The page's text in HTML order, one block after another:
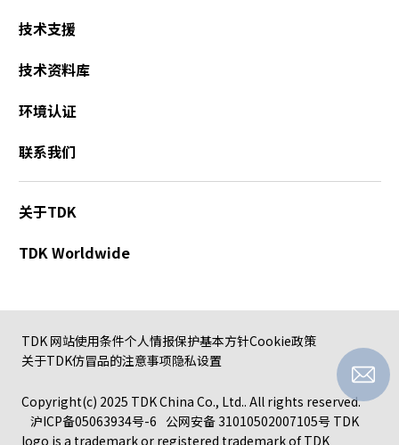
技术支援
技术资料库
环境认证
联系我们
关于TDK
TDK Worldwide
TDK 网站使用条件个人情报保护基本方针Cookie政策
关于TDK仿冒品的注意事项隐私设置
Copyright(c) 2025 TDK China Co., Ltd.. All rights reserved.
沪ICP备05063934号-6 公网安备 31010502007105号 TDK
logo is a trademark or registered trademark of TDK